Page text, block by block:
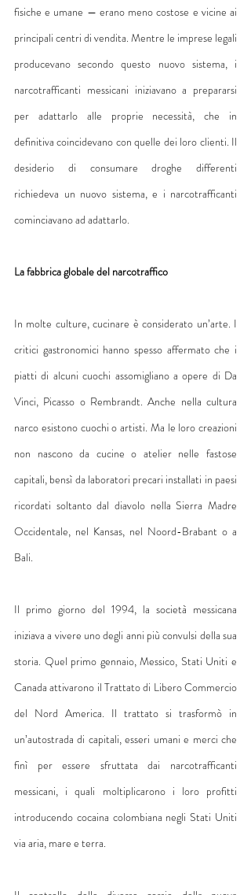
fisiche e umane — erano meno costose e vicine ai
principali centri di vendita. Mentre le imprese legali
producevano secondo questo nuovo sistema, i
narcotrafficanti messicani iniziavano a prepararsi
per adattarlo alle proprie necessità, che in
definitiva coincidevano con quelle dei loro clienti. Il
desiderio di consumare droghe differenti
richiedeva un nuovo sistema, e i narcotrafficanti
cominciavano ad adattarlo.
La fabbrica globale del narcotraffico
In molte culture, cucinare è considerato un’arte. I
critici gastronomici hanno spesso affermato che i
piatti di alcuni cuochi assomigliano a opere di Da
Vinci, Picasso o Rembrandt. Anche nella cultura
narco esistono cuochi o artisti. Ma le loro creazioni
non nascono da cucine o atelier nelle fastose
capitali, bensì da laboratori precari installati in paesi
ricordati soltanto dal diavolo nella Sierra Madre
Occidentale, nel Kansas, nel Noord-Brabant o a
Bali.
Il primo giorno del 1994, la società messicana
iniziava a vivere uno degli anni più convulsi della sua
storia. Quel primo gennaio, Messico, Stati Uniti e
Canada attivarono il Trattato di Libero Commercio
del Nord America. Il trattato si trasformò in
un’autostrada di capitali, esseri umani e merci che
finì per essere sfruttata dai narcotrafficanti
messicani, i quali moltiplicarono i loro profitti
introducendo cocaina colombiana negli Stati Uniti
via aria, mare e terra.